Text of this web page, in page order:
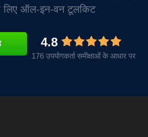
ऑल-इन-वन टूलकिट
4.8
176 उपयोगकर्ता समीक्षाओं के आधार पर